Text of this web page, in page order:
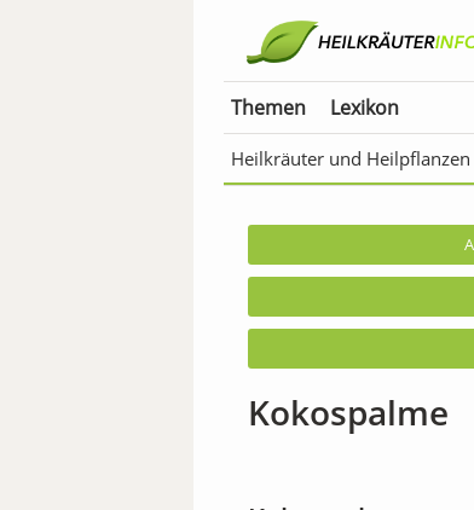
Themen Lexikon
Heilkräuter und Heilpflanzen
A
Kokospalme